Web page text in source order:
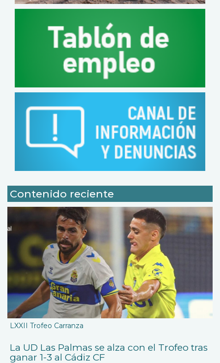
Contenido reciente
LXXII Trofeo Carranza
La UD Las Palmas se alza con el Trofeo tras
ganar 1-3 al Cádiz CF